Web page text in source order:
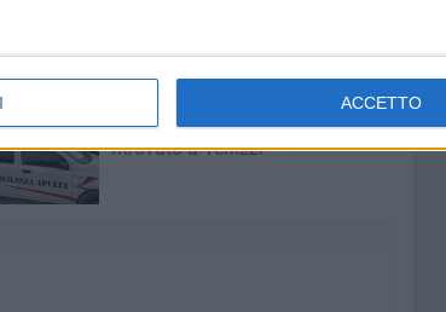
ACCETTO
Furgone rubato a Ruvo di Puglia
ritrovato a Terlizzi